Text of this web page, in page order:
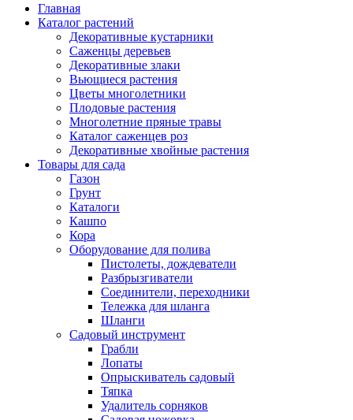
Главная
Каталог растений
Декоративные кустарники
Саженцы деревьев
Декоративные злаки
Вьющиеся растения
Цветы многолетники
Плодовые растения
Многолетние пряные травы
Каталог саженцев роз
Декоративные хвойные растения
Товары для сада
Газон
Грунт
Каталоги
Кашпо
Кора
Оборудование для полива
Пистолеты, дождеватели
Разбрызгиватели
Соединители, переходники
Тележка для шланга
Шланги
Садовый инструмент
Грабли
Лопаты
Опрыскиватель садовый
Тяпка
Удалитель сорняков